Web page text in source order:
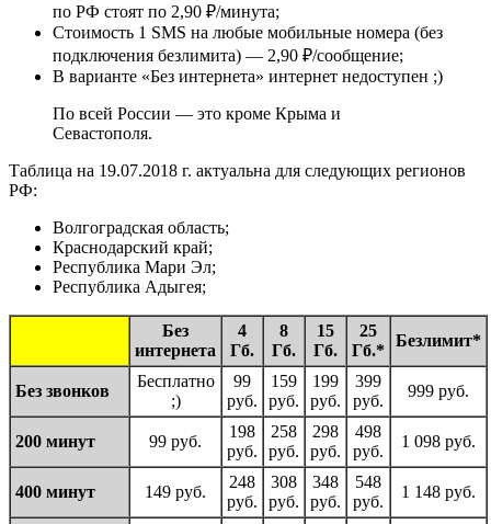
по РФ стоят по 2,90 ₽/минута;
Стоимость 1 SMS на любые мобильные номера (без
подключения безлимита) — 2,90 ₽/сообщение;
В варианте «Без интернета» интернет недоступен ;)
По всей России — это кроме Крыма и
Севастополя.
Таблица на 19.07.2018 г. актуальна для следующих регионов
РФ:
Волгоградская область;
Краснодарский край;
Республика Мари Эл;
Республика Адыгея;
Без
интернета
4
Гб.
8
Гб.
15
Гб.
25
Гб.*
Безлимит*
Без звонков
Бесплатно
;)
99
руб.
159
руб.
199
руб.
399
руб.
999 руб.
200 минут 99 руб.
198
руб.
258
руб.
298
руб.
498
руб.
1 098 руб.
400 минут 149 руб.
248
руб.
308
руб.
348
руб.
548
руб.
1 148 руб.